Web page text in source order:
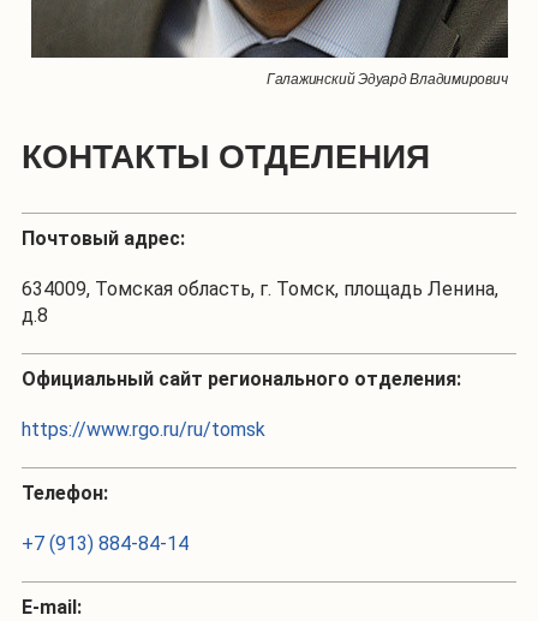
Галажинский Эдуард Владимирович
КОНТАКТЫ ОТДЕЛЕНИЯ
Почтовый адрес:
634009, Томская область, г. Томск, площадь Ленина,
д.8
Официальный сайт регионального отделения:
https://www.rgo.ru/ru/tomsk
Телефон:
+7 (913) 884-84-14
Е-mail: